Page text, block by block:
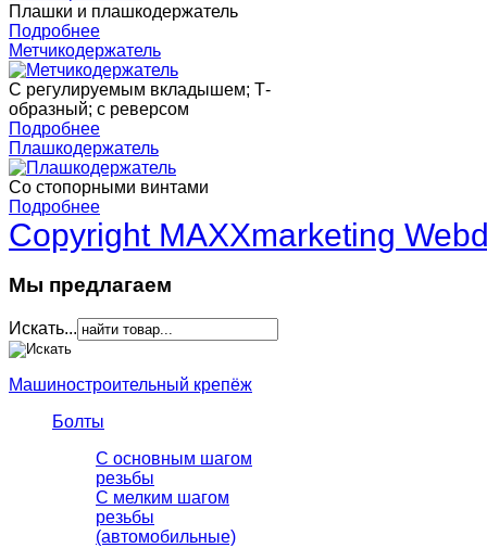
Плашки и плашкодержатель
Подробнее
Метчикодержатель
С регулируемым вкладышем; Т-
образный; с реверсом
Подробнее
Плашкодержатель
Со стопорными винтами
Подробнее
Copyright MAXXmarketing
Мы предлагаем
Искать...
Машиностроительный крепёж
Болты
С основным шагом
резьбы
C мелким шагом
резьбы
(автомобильные)